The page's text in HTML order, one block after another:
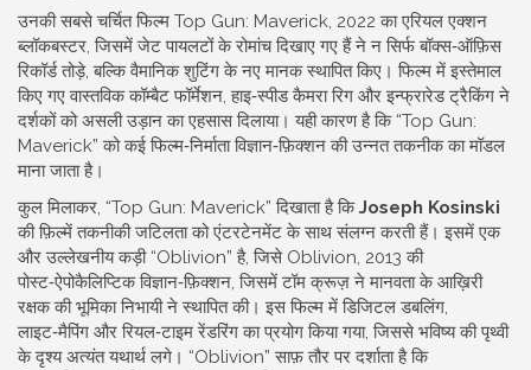
उनकी सबसे चर्चित फिल्म Top Gun: Maverick, 2022 का एरियल एक्शन
ब्लॉकबस्टर, जिसमें जेट पायलटों के रोमांच दिखाए गए हैंने न सिर्फ बॉक्स‑ऑफ़िस
रिकॉर्ड तोड़े, बल्कि वैमानिक शुटिंग के नए मानक स्थापित किए। फिल्म में इस्तेमाल
किए गए वास्तविक कॉम्बैट फॉर्मेशन, हाइ‑स्पीड कैमरा रिग और इन्फ्रारेड ट्रैकिंग ने
दर्शकों को असली उड़ान का एहसास दिलाया। यही कारण है कि “Top Gun:
Maverick” को कई फिल्म‑निर्माता विज्ञान‑फ़िक्शन की उन्नत तकनीक का मॉडल
माना जाता है।
कुल मिलाकर, “Top Gun: Maverick” दिखाता है किJoseph Kosinski
की फ़िल्में तकनीकी जटिलता को एंटरटेनमेंट के साथ संलग्न करती हैं। इसमें एक
और उल्लेखनीय कड़ी “Oblivion” है, जिसे Oblivion, 2013 की
पोस्ट‑ऐपोकैलिप्टिक विज्ञान‑फ़िक्शन, जिसमें टॉम क्रूज़ ने मानवता के आख़िरी
रक्षक की भूमिका निभायीने स्थापित की। इस फिल्म में डिजिटल डबलिंग,
लाइट‑मैपिंग और रियल‑टाइम रेंडरिंग का प्रयोग किया गया, जिससे भविष्य की पृथ्वी
के दृश्य अत्यंत यथार्थ लगे। “Oblivion” साफ़ तौर पर दर्शाता है कि